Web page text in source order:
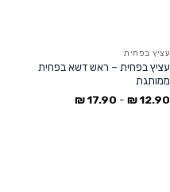
עציץ בפחית
עציץ בפחית – ראש דשא בפחית
ממותגת
12.90
₪
-
17.90
₪